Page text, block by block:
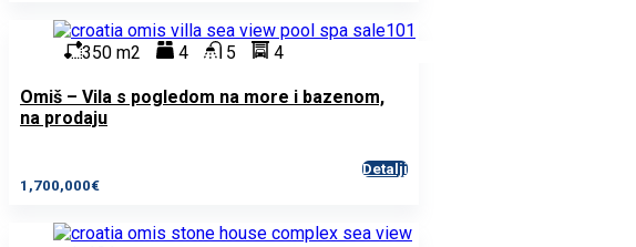
350 m2 4 5 4
Omiš – Vila s pogledom na more i bazenom,
na prodaju
1,700,000€
Detalji